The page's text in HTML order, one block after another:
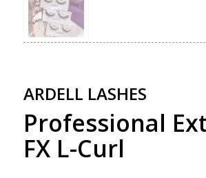
ARDELL LASHES
Professional
FX L-Curl